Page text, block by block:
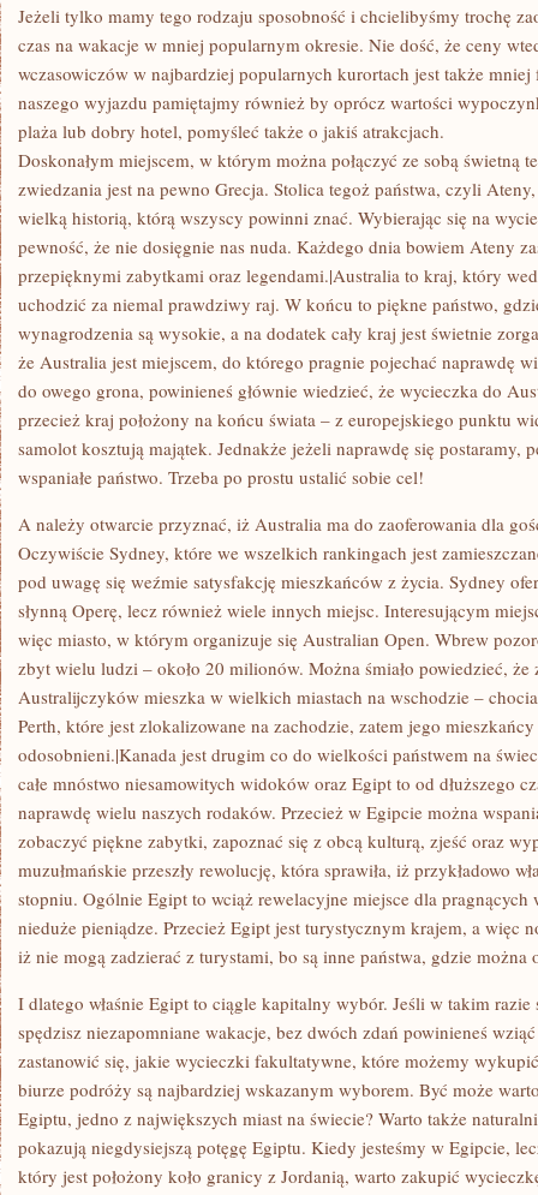
Jeżeli tylko mamy tego rodzaju sposobność i chcielibyśmy trochę
czas na wakacje w mniej popularnym okresie. Nie dość, że ceny
wczasowiczów w najbardziej popularnych kurortach jest także
naszego wyjazdu pamiętajmy również by oprócz wartości
plaża lub dobry hotel, pomyśleć także o jakiś atrakcjach.
Doskonałym miejscem, w którym można połączyć ze sobą świetną
zwiedzania jest na pewno Grecja. Stolica tegoż państwa, czyli Ateny,
wielką historią, którą wszyscy powinni znać. Wybierając się na
pewność, że nie dosięgnie nas nuda. Każdego dnia bowiem Ateny
przepięknymi zabytkami oraz legendami.|Australia to kraj, który
uchodzić za niemal prawdziwy raj. W końcu to piękne państwo,
wynagrodzenia są wysokie, a na dodatek cały kraj jest świetnie
że Australia jest miejscem, do którego pragnie pojechać naprawdę
do owego grona, powinieneś głównie wiedzieć, że wycieczka do
przecież kraj położony na końcu świata – z europejskiego punktu
samolot kosztują majątek. Jednakże jeżeli naprawdę się postaramy,
wspaniałe państwo. Trzeba po prostu ustalić sobie cel!
A należy otwarcie przyznać, iż Australia ma do zaoferowania dla
Oczywiście Sydney, które we wszelkich rankingach jest
pod uwagę się weźmie satysfakcję mieszkańców z życia. Sydney
słynną Operę, lecz również wiele innych miejsc. Interesującym
więc miasto, w którym organizuje się Australian Open. Wbrew
zbyt wielu ludzi – około 20 milionów. Można śmiało powiedzieć, że
Australijczyków mieszka w wielkich miastach na wschodzie –
Perth, które jest zlokalizowane na zachodzie, zatem jego
odosobnieni.|Kanada jest drugim co do wielkości państwem na
całe mnóstwo niesamowitych widoków oraz Egipt to od dłuższego
naprawdę wielu naszych rodaków. Przecież w Egipcie można
zobaczyć piękne zabytki, zapoznać się z obcą kulturą, zjeść oraz
muzułmańskie przeszły rewolucję, która sprawiła, iż przykładowo
stopniu. Ogólnie Egipt to wciąż rewelacyjne miejsce dla pragnących
nieduże pieniądze. Przecież Egipt jest turystycznym krajem, a więc
iż nie mogą zadzierać z turystami, bo są inne państwa, gdzie można
I dlatego właśnie Egipt to ciągle kapitalny wybór. Jeśli w takim razie
spędzisz niezapomniane wakacje, bez dwóch zdań powinieneś
zastanowić się, jakie wycieczki fakultatywne, które możemy
biurze podróży są najbardziej wskazanym wyborem. Być może
Egiptu, jedno z największych miast na świecie? Warto także
pokazują niegdysiejszą potęgę Egiptu. Kiedy jesteśmy w Egipcie,
który jest położony koło granicy z Jordanią, warto zakupić